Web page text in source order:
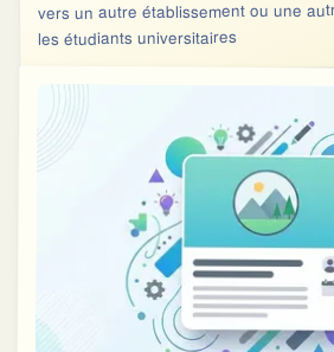
vers un autre établissement ou une
les étudiants universitaires